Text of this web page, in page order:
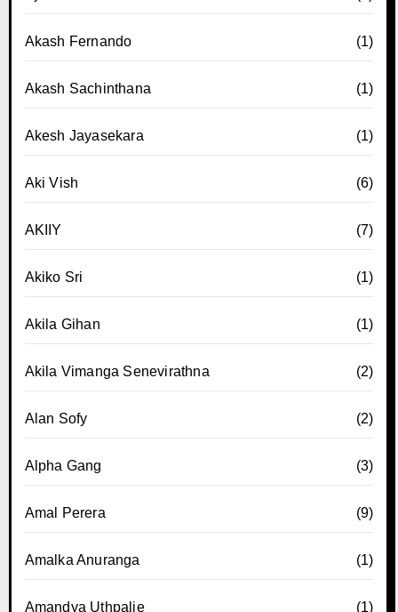
Akash Fernando (1)
Akash Sachinthana (1)
Akesh Jayasekara (1)
Aki Vish (6)
AKIIY (7)
Akiko Sri (1)
Akila Gihan (1)
Akila Vimanga Senevirathna (2)
Alan Sofy (2)
Alpha Gang (3)
Amal Perera (9)
Amalka Anuranga (1)
Amandya Uthpalie (1)